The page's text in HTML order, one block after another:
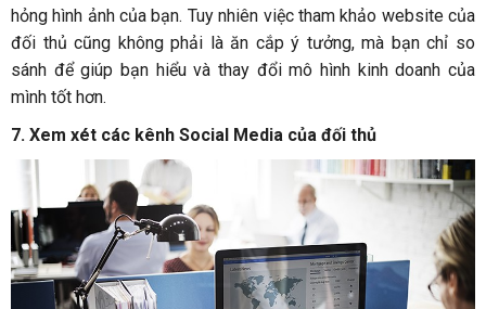
hỏng hình ảnh của bạn. Tuy nhiên việc tham khảo website của
đối thủ cũng không phải là ăn cắp ý tưởng, mà bạn chỉ so
sánh để giúp bạn hiểu và thay đổi mô hình kinh doanh của
mình tốt hơn.
7. Xem xét các kênh Social Media của đối thủ